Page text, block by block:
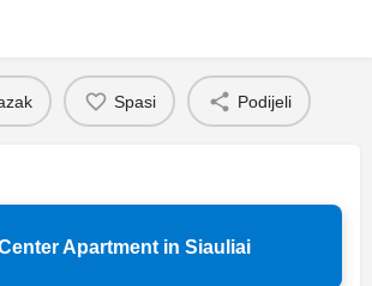
Spasi Podijeli
Apartment in Siauliai